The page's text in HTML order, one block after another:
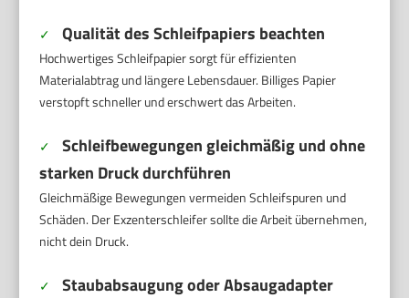
✓ Qualität des Schleifpapiers beachten
Hochwertiges Schleifpapier sorgt für effizienten
Materialabtrag und längere Lebensdauer. Billiges Papier
verstopft schneller und erschwert das Arbeiten.
✓
Schleifbewegungen gleichmäßig und ohne
starken Druck durchführen
Gleichmäßige Bewegungen vermeiden Schleifspuren und
Schäden. Der Exzenterschleifer sollte die Arbeit übernehmen,
nicht dein Druck.
✓
Staubabsaugung oder Absaugadapter